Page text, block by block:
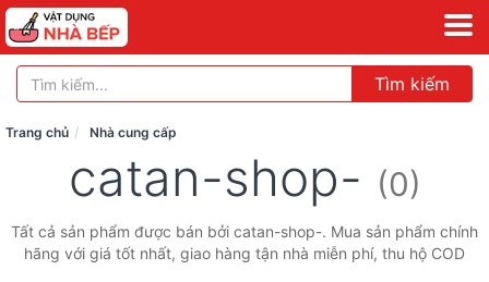
Tìm kiếm
Trang chủ Nhà cung cấp
catan-shop- (0)
Tất cả sản phẩm được bán bởi catan-shop-. Mua sản phẩm chính
hãng với giá tốt nhất, giao hàng tận nhà miễn phí, thu hộ COD